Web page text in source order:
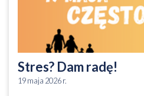
Stres? Dam radę!
19 maja 2026 r.